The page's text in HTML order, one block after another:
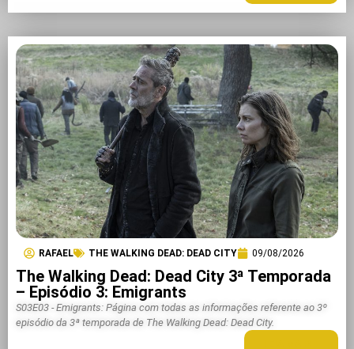
RAFAEL THE WALKING DEAD: DEAD CITY 09/08/2026
The Walking Dead: Dead City 3ª Temporada
– Episódio 3: Emigrants
S03E03 - Emigrants: Página com todas as informações referente ao 3º
episódio da 3ª temporada de The Walking Dead: Dead City.